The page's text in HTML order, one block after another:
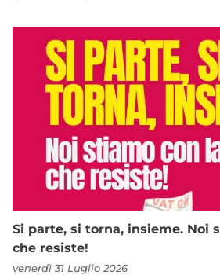
Si parte, si torna, insieme. Noi
che resiste!
venerdì 31 Luglio 2026